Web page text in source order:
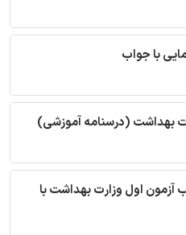
با جواب
بهداشت (درسنامه آموزشی)
اول وزارت بهداشت با